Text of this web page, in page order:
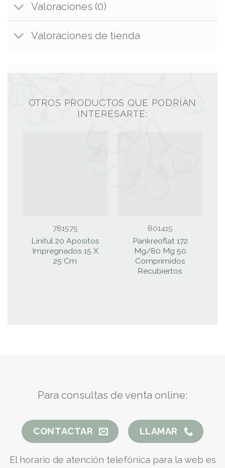
Valoraciones (0)
Valoraciones de tienda
OTROS PRODUCTOS QUE PODRÍAN
INTERESARTE:
781575
Linitul 20 Apositos
Impregnados 15 X
25 Cm
801415
Pankreoflat 172
Mg/80 Mg 50
Comprimidos
Recubiertos
Para consultas de venta online:
CONTACTAR LLAMAR
El horario de atención telefónica para la web es